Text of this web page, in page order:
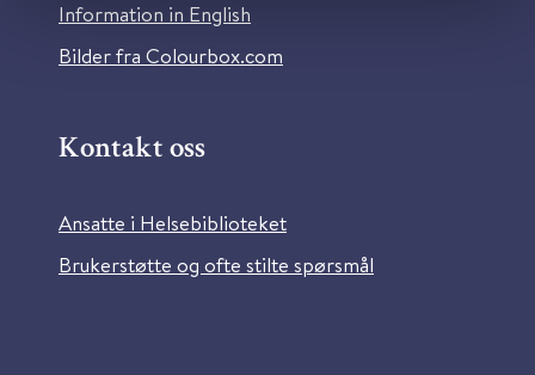
Information in English
Bilder fra Colourbox.com
Kontakt oss
Ansatte i Helsebiblioteket
Brukerstøtte og ofte stilte spørsmål